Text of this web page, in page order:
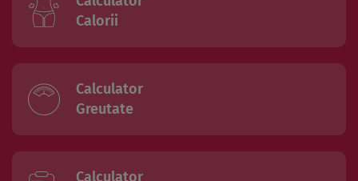
Calorii
Calculator
Greutate
Calculator